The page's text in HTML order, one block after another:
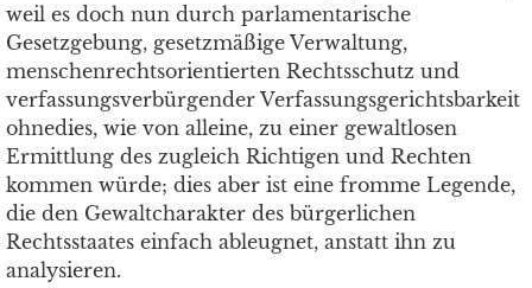
weil es doch nun durch parlamentarische
Gesetzgebung, gesetzmäßige Verwaltung,
menschenrechtsorientierten Rechtsschutz und
verfassungsverbürgender Verfassungsgerichtsbarkeit
ohnedies, wie von alleine, zu einer gewaltlosen
Ermittlung des zugleich Richtigen und Rechten
kommen würde; dies aber ist eine fromme Legende,
die den Gewaltcharakter des bürgerlichen
Rechtsstaates einfach ableugnet, anstatt ihn zu
analysieren.